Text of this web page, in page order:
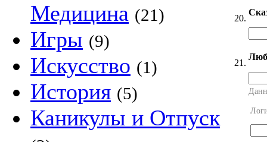
Медицина (21)
Игры (9)
Искусство (1)
История (5)
Каникулы и Отпуск
20.
21.